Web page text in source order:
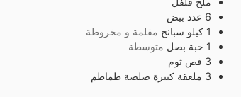
6 عدد بيض
1 كيلو سبانخ مقلمة و مخروطة
1 حبة بصل متوسطة
3 فص ثوم
3 ملعقة كبيرة صلصة طماطم